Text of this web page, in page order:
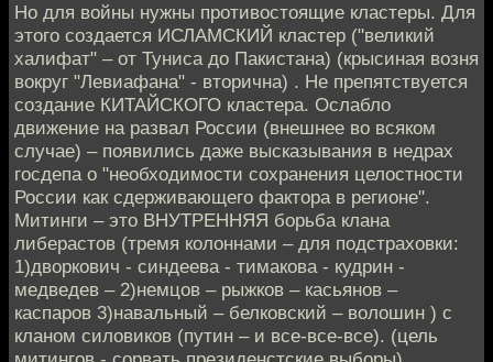
Но для войны нужны противостоящие кластеры. Для
этого создается ИСЛАМСКИЙ кластер ("великий
халифат" – от Туниса до Пакистана) (крысиная возня
вокруг "Левиафана" - вторична) . Не препятствуется
создание КИТАЙСКОГО кластера. Ослабло
движение на развал России (внешнее во всяком
случае) – появились даже высказывания в недрах
госдепа о "необходимости сохранения целостности
России как сдерживающего фактора в регионе".
Митинги – это ВНУТРЕННЯЯ борьба клана
либерастов (тремя колоннами – для подстраховки:
1)дворкович - синдеева - тимакова - кудрин -
медведев – 2)немцов – рыжков – касьянов –
каспаров 3)навальный – белковский – волошин ) с
кланом силовиков (путин – и все-все-все). (цель